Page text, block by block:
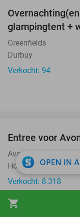
shopping_cart
glampingtent +
Greenfields
Durbuy
Verkocht: 94
Entree voor
Avonturenpark de
Hoogerheide
Verkocht: 8.318
OPEN IN